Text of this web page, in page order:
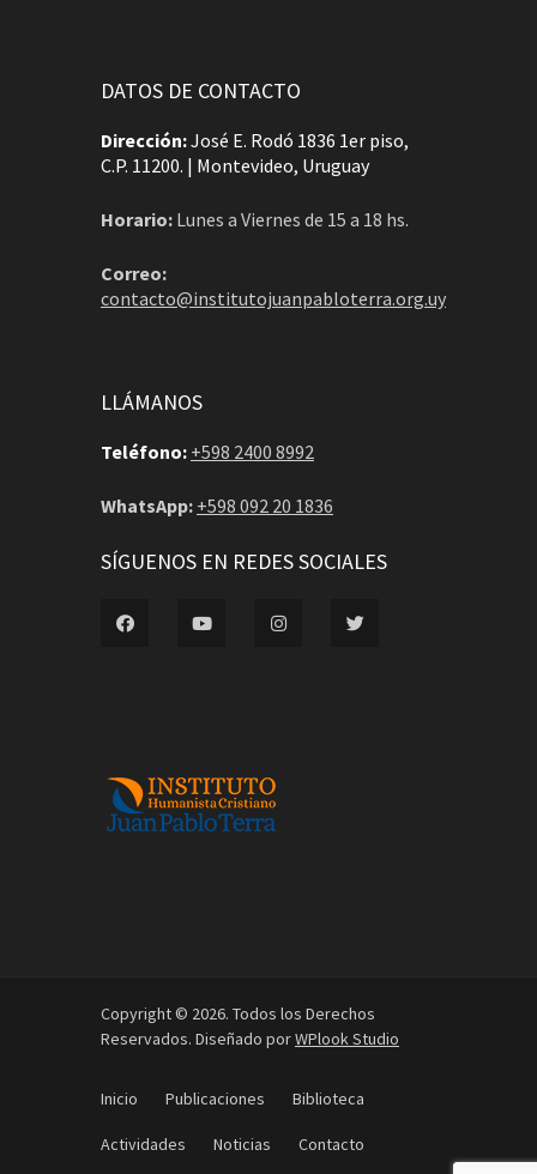
DATOS DE CONTACTO
Dirección:José E. Rodó 1836 1er piso,
C.P. 11200. | Montevideo, Uruguay
Horario: Lunes a Viernes de 15 a 18 hs.
Correo:
contacto@institutojuanpabloterra.org.uy
LLÁMANOS
Teléfono: +598 2400 8992
WhatsApp: +598 092 20 1836
SÍGUENOS EN REDES SOCIALES
Copyright © 2026. Todos los Derechos
Reservados. Diseñado porWPlook Studio
Inicio Publicaciones Biblioteca
Actividades Noticias Contacto